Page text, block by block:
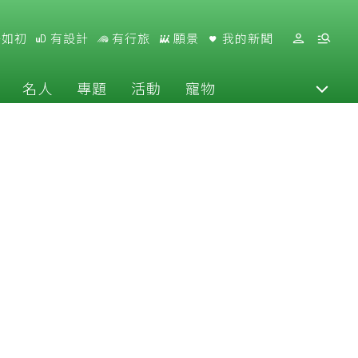
初 有設計 有行旅 願景 我的新聞
名人 專題 活動 寵物